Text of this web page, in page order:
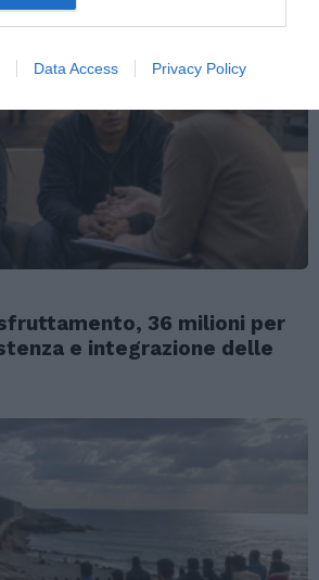
Data Access Privacy Policy
36 milioni per
e integrazione delle